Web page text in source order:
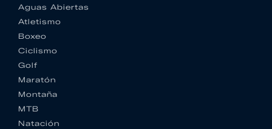
Aguas Abiertas
Atletismo
Boxeo
Ciclismo
Golf
Maratón
Montaña
MTB
Natación